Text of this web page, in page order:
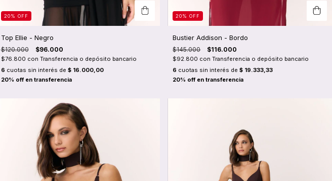
20% OFF
Top Ellie - Negro
$120.000 $96.000
$76.800 con Transferencia o depósito bancario
6 cuotas sin interés de $ 16.000,00
20%OFF
Bustier Addison - Bordo
$145.000 $116.000
$92.800 con Transferencia o depósito bancario
6 cuotas sin interés de$ 19.333,33